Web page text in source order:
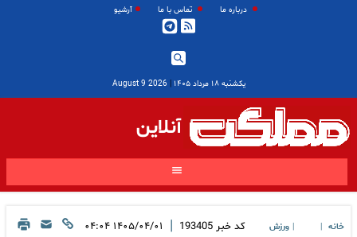
درباره ما تماس با ما آرشیو
یکشنبه ۱۸ مرداد ۱۴۰۵ |
2026 August 9
آنلاین
خانه
ورزش
کد خبر 193405
| ۱۴۰۵/۰۴/۰۱ ۰۴:۰۴